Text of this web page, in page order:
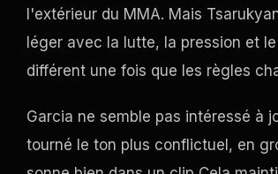
l'extérieur du MMA. Mais
léger avec la lutte, la pression et
différent une fois que les règles
Garcia ne semble pas intéressé à
tourné le ton plus conflictuel, en